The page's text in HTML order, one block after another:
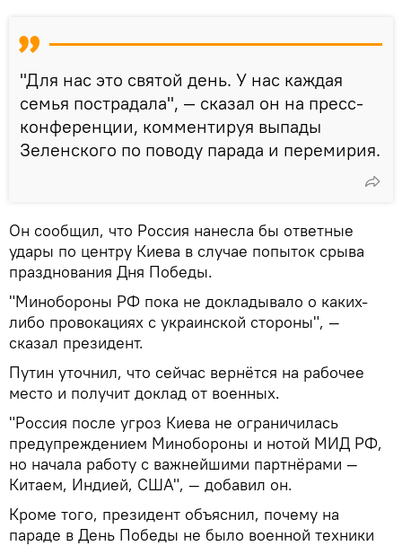
"Для нас это святой день. У нас каждая
семья пострадала", — сказал он на пресс-
конференции, комментируя выпады
Зеленского по поводу парада и перемирия.
Он сообщил, что Россия нанесла бы ответные
удары по центру Киева в случае попыток срыва
празднования Дня Победы.
"Минобороны РФ пока не докладывало о каких-
либо провокациях с украинской стороны", —
сказал президент.
Путин уточнил, что сейчас вернётся на рабочее
место и получит доклад от военных.
"Россия после угроз Киева не ограничилась
предупреждением Минобороны и нотой МИД РФ,
но начала работу с важнейшими партнёрами —
Китаем, Индией, США", — добавил он.
Кроме того, президент объяснил, почему на
параде в День Победы не было военной техники